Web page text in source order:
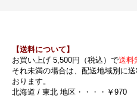
【送料について】
お買い上げ 5,500円（税込）で送料
それ未満の場合は、配送地域別に
おります。
北海道 / 東北 地区・・・・￥970